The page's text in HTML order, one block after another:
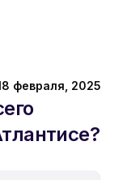
февраля, 2025